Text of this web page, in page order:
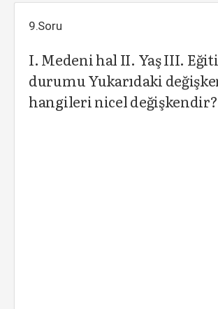
9.Soru
I. Medeni hal II. Yaş III.
durumu Yukarıdaki
hangileri nicel değişkendir?